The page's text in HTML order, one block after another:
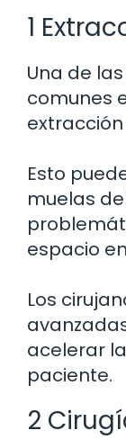
1
Una de
comunes
Esto
muelas
espacio
Los
acelerar
paciente.
2